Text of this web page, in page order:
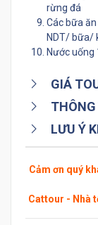
rừng đá
Các bữa
NDT/ bữa/
Nước
GIÁ
LƯU Ý
Cảm ơn quý
Cattour - Nhà